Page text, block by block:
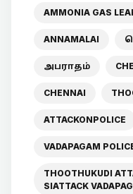
AMMONIA GAS
ANNAMALAI
அபராதம்
CHENNAI
ATTACKONPOLICE
VADAPAGAM
THOOTHUKUDI
SIATTACK